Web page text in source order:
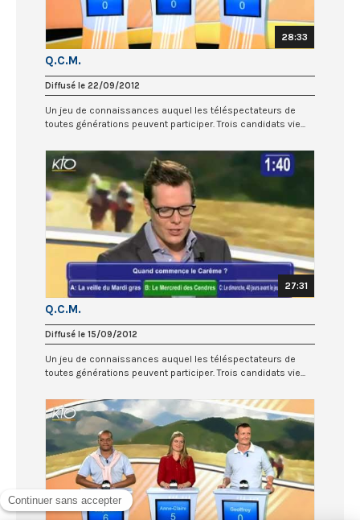
28:33
Q.C.M.
Diffusé le 22/09/2012
Un jeu de connaissances auquel les téléspectateurs de
toutes générations peuvent participer. Trois candidats vie...
27:31
Q.C.M.
Diffusé le 15/09/2012
Un jeu de connaissances auquel les téléspectateurs de
toutes générations peuvent participer. Trois candidats vie...